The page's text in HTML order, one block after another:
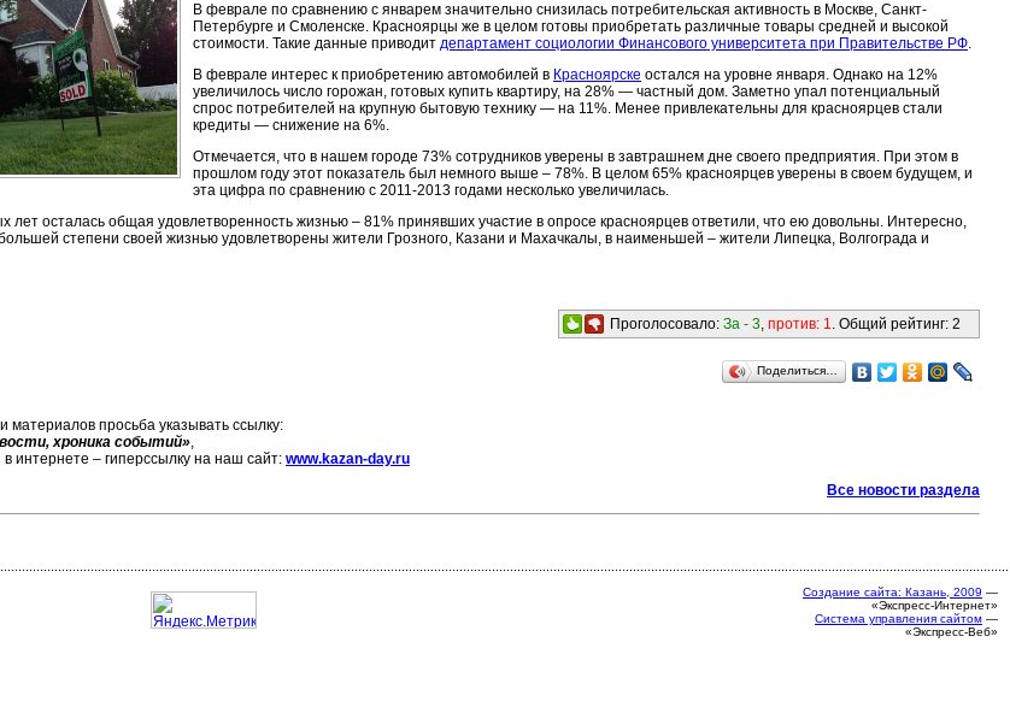
В феврале по сравнению с январем значительно снизилась потребительская активность в Москве, Санкт-
Петербурге и Смоленске. Красноярцы же в целом готовы приобретать различные товары средней и высокой
стоимости. Такие данные приводит департамент социологии Финансового университета при Правительстве РФ.
В феврале интерес к приобретению автомобилей в Красноярске остался на уровне января. Однако на 12%
увеличилось число горожан, готовых купить квартиру, на 28% — частный дом. Заметно упал потенциальный
спрос потребителей на крупную бытовую технику — на 11%. Менее привлекательны для красноярцев стали
кредиты — снижение на 6%.
Отмечается, что в нашем городе 73% сотрудников уверены в завтрашнем дне своего предприятия. При этом в
прошлом году этот показатель был немного выше – 78%. В целом 65% красноярцев уверены в своем будущем, и
эта цифра по сравнению с 2011-2013 годами несколько увеличилась.
лет осталась общая удовлетворенность жизнью – 81% принявших участие в опросе красноярцев ответили, что ею довольны. Интересно,
степени своей жизнью удовлетворены жители Грозного, Казани и Махачкалы, в наименьшей – жители Липецка, Волгограда и
Проголосовало: За - 3, против: 1. Общий рейтинг: 2
Поделиться…
материалов просьба указывать ссылку:
хроника событий»,
интернете – гиперссылку на наш сайт: www.kazan-day.ru
Все новости раздела
Создание сайта: Казань, 2009 —
«Экспресс-Интернет»
Система управления сайтом —
«Экспресс-Веб»